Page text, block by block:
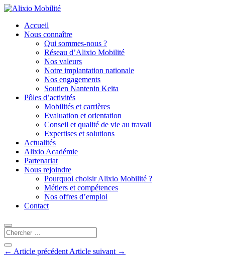
Accueil
Nous connaître
Qui sommes-nous ?
Réseau d’Alixio Mobilité
Nos valeurs
Notre implantation nationale
Nos engagements
Soutien Nantenin Keita
Pôles d’activités
Mobilités et carrières
Evaluation et orientation
Conseil et qualité de vie au travail
Expertises et solutions
Actualités
Alixio Académie
Partenariat
Nous rejoindre
Pourquoi choisir Alixio Mobilité ?
Métiers et compétences
Nos offres d’emploi
Contact
← Article précédent Article suivant →